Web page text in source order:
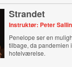
Strandet
Instruktør: Peter
Penelope ser en
tilbage, da pandemien
hotelværelse.